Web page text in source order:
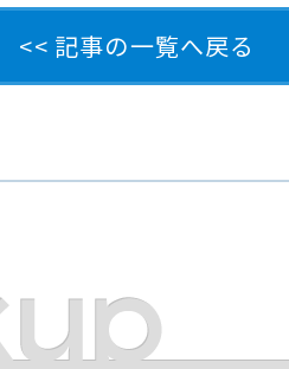
<< 記事の一覧へ戻る